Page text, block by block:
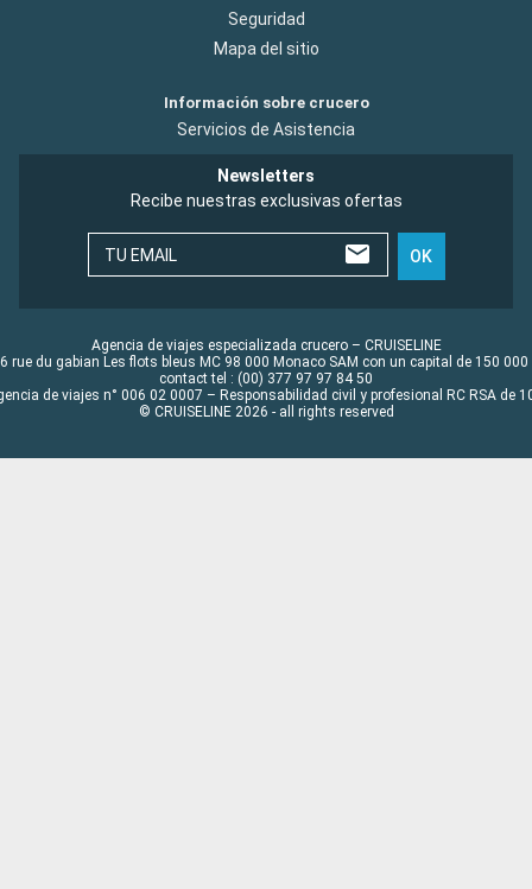
Seguridad
Mapa del sitio
Información sobre crucero
Servicios de Asistencia
Newsletters
Recibe nuestras exclusivas ofertas
TU EMAIL OK
Agencia de viajes especializada crucero – CRUISELINE
rue du gabian Les flots bleus MC 98 000 Monaco SAM con un capital de 150 000
contact tel : (00) 377 97 97 84 50
de viajes n° 006 02 0007 – Responsabilidad civil y profesional RC RSA de
© CRUISELINE 2026 - all rights reserved